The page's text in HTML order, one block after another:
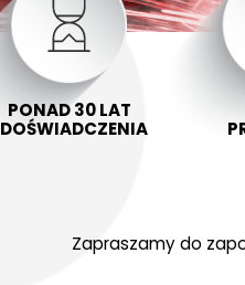
PONAD 30 LAT
DOŚWIADCZENIA
Zapraszamy do